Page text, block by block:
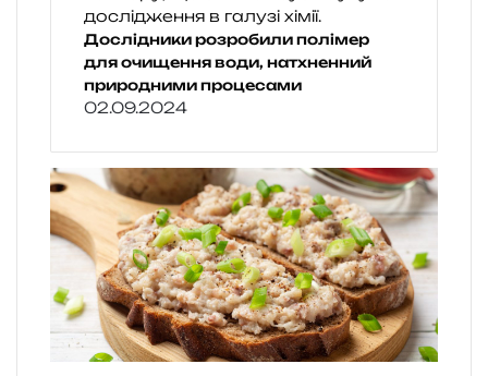
Дослідники розробили полімер
для очищення води, натхненний
природними процесами
02.09.2024